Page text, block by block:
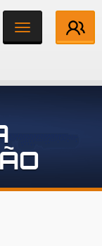
Toggle
navigation